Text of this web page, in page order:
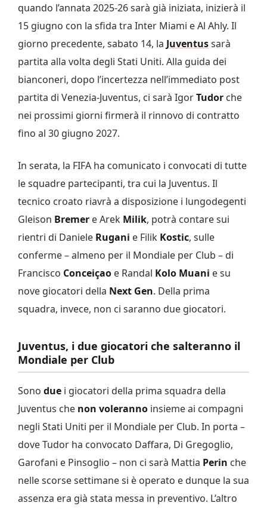
quando l’annata 2025-26 sarà già iniziata, inizierà il
15 giugno con la sfida tra Inter Miami e Al Ahly. Il
giorno precedente, sabato 14, la Juventussarà
partita alla volta degli Stati Uniti. Alla guida dei
bianconeri, dopo l’incertezza nell’immediato post
partita di Venezia-Juventus, ci sarà IgorTudor che
nei prossimi giorni firmerà il rinnovo di contratto
fino al 30 giugno 2027.
In serata, la FIFA ha comunicato i convocati di tutte
le squadre partecipanti, tra cui la Juventus. Il
tecnico croato riavrà a disposizione i lungodegenti
Gleison Bremer e Arek Milik, potrà contare sui
rientri di Daniele Rugani e Filik Kostic, sulle
conferme – almeno per il Mondiale per Club – di
Francisco Conceiçao e Randal Kolo Muani e su
nove giocatori della Next Gen. Della prima
squadra, invece, non ci saranno due giocatori.
Juventus, i due giocatori che salteranno il
Mondiale per Club
Sono due i giocatori della prima squadra della
Juventus che non voleranno insieme ai compagni
negli Stati Uniti per il Mondiale per Club. In porta –
dove Tudor ha convocato Daffara, Di Gregoglio,
Garofani e Pinsoglio – non ci sarà Mattia Perin che
nelle scorse settimane si è operato e dunque la sua
assenza era già stata messa in preventivo. L’altro